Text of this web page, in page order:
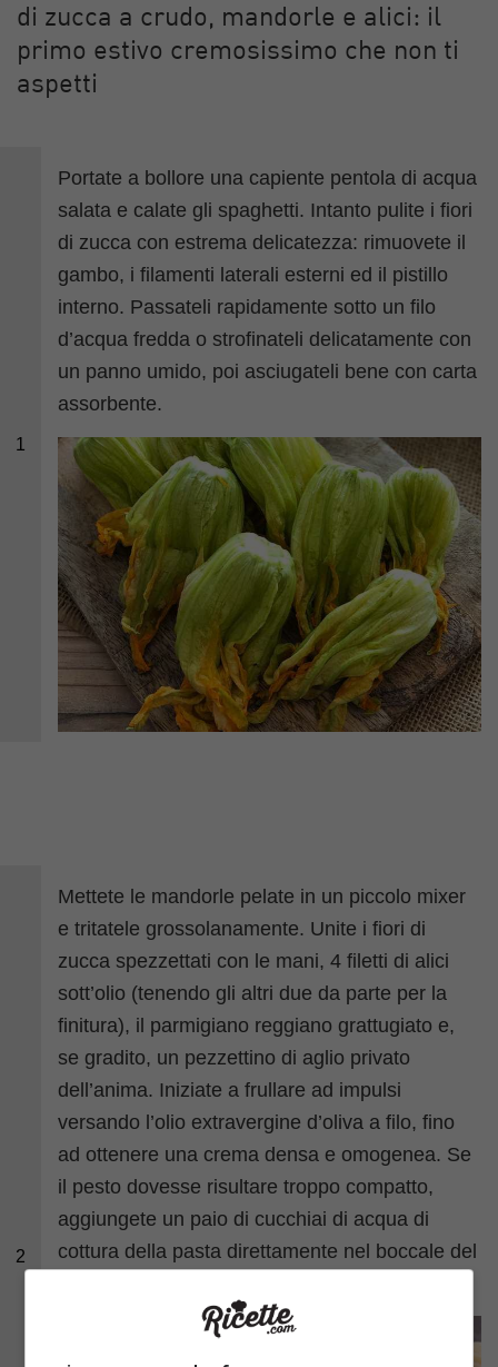
di zucca a crudo, mandorle e alici: il
primo estivo cremosissimo che non ti
aspetti
1
Portate a bollore una capiente pentola di acqua
salata e calate gli spaghetti. Intanto pulite i fiori
di zucca con estrema delicatezza: rimuovete il
gambo, i filamenti laterali esterni ed il pistillo
interno. Passateli rapidamente sotto un filo
d’acqua fredda o strofinateli delicatamente con
un panno umido, poi asciugateli bene con carta
assorbente.
2
Mettete le mandorle pelate in un piccolo mixer
e tritatele grossolanamente. Unite i fiori di
zucca spezzettati con le mani, 4 filetti di alici
sott’olio (tenendo gli altri due da parte per la
finitura), il parmigiano reggiano grattugiato e,
se gradito, un pezzettino di aglio privato
dell’anima. Iniziate a frullare ad impulsi
versando l’olio extravergine d’oliva a filo, fino
ad ottenere una crema densa e omogenea. Se
il pesto dovesse risultare troppo compatto,
aggiungete un paio di cucchiai di acqua di
cottura della pasta direttamente nel boccale del